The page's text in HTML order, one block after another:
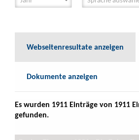
Webseitenresultate anzeigen
Dokumente anzeigen
Es wurden 1911 Einträge von 1911
gefunden.